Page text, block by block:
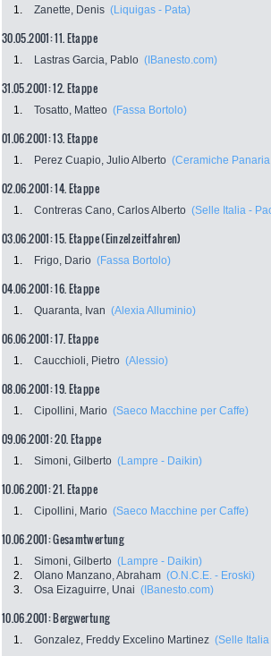
1. Zanette, Denis (Liquigas - Pata)
30.05.2001: 11. Etappe
1. Lastras Garcia, Pablo (IBanesto.com)
31.05.2001: 12. Etappe
1. Tosatto, Matteo (Fassa Bortolo)
01.06.2001: 13. Etappe
1. Perez Cuapio, Julio Alberto (Ceramiche
02.06.2001: 14. Etappe
1. Contreras Cano, Carlos Alberto (Selle Italia -
03.06.2001: 15. Etappe (Einzelzeitfahren)
1. Frigo, Dario (Fassa Bortolo)
04.06.2001: 16. Etappe
1. Quaranta, Ivan (Alexia Alluminio)
06.06.2001: 17. Etappe
1. Caucchioli, Pietro (Alessio)
08.06.2001: 19. Etappe
1. Cipollini, Mario (Saeco Macchine per Caffe)
09.06.2001: 20. Etappe
1. Simoni, Gilberto (Lampre - Daikin)
10.06.2001: 21. Etappe
1. Cipollini, Mario (Saeco Macchine per Caffe)
10.06.2001: Gesamtwertung
1. Simoni, Gilberto (Lampre - Daikin)
2.
Olano Manzano, Abraham (O.N.C.E. - Eroski)
3.
Osa Eizaguirre, Unai (IBanesto.com)
10.06.2001: Bergwertung
1. Gonzalez, Freddy Excelino Martinez (Selle